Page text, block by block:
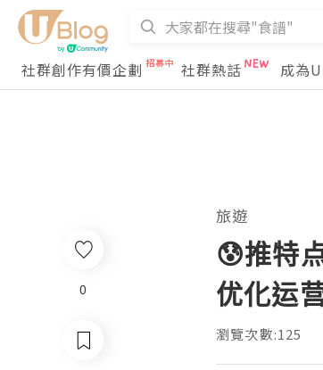
社群創作有價企劃 社群熱話 成為
旅遊
😰推特
优化运
瀏覽次數:125
0